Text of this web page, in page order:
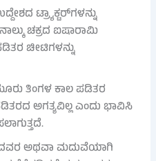
ಟ್ರ್ಯಾಕ್ಟರ್‌ಗಳನ್ನು
ಚಕ್ರದ ಐಷಾರಾಮಿ
ಚೀಟಿಗಳನ್ನು
ತಿಂಗಳ ಕಾಲ ಪಡಿತರ
ಅಗತ್ಯವಿಲ್ಲ ಎಂದು ಭಾವಿಸಿ
ಅಥವಾ ಮದುವೆಯಾಗಿ